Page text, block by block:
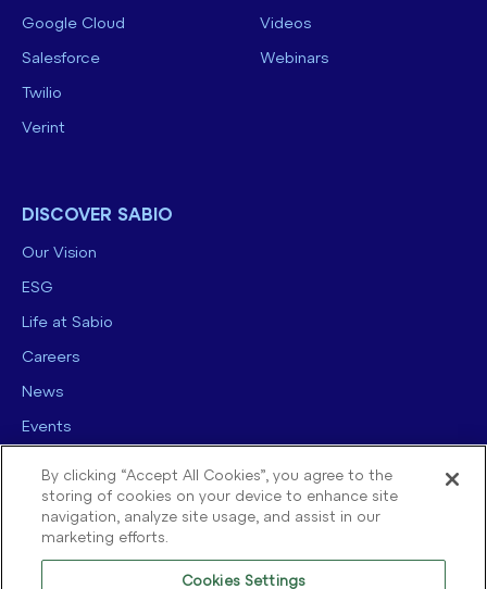
Google Cloud
Salesforce
Twilio
Verint
Videos
Webinars
DISCOVER SABIO
Our Vision
ESG
Life at Sabio
Careers
News
Events
By clicking “Accept All Cookies”, you agree to the
storing of cookies on your device to enhance site
navigation, analyze site usage, and assist in our
marketing efforts.
Cookies Settings